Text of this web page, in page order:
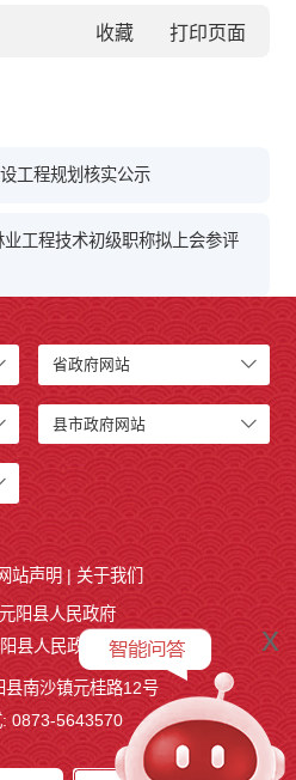
收藏
工程规划核实公示
业工程技术初级职称拟上会参评
省政府网站
县市政府网站
x
网站声明 | 关于我们
阳县人民政府
县人民政府办公室
县南沙镇元桂路12号
0873-5643570